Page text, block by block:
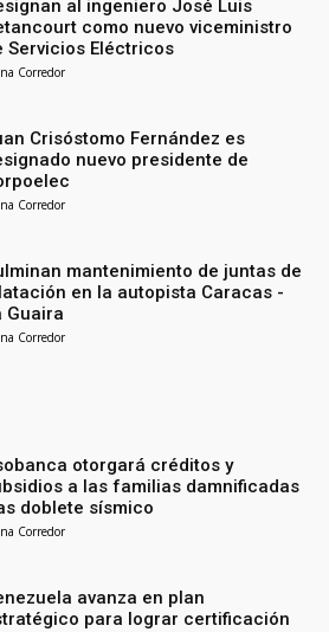
al ingeniero José Luis
como nuevo viceministro
Servicios Eléctricos
Corredor
Crisóstomo Fernández es
nuevo presidente de
Corredor
mantenimiento de juntas de
en la autopista Caracas -
Guaira
Corredor
otorgará créditos y
a las familias damnificadas
doblete sísmico
Corredor
avanza en plan
para lograr certificación